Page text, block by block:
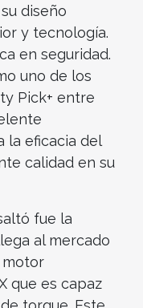
diseño
y tecnología.
en seguridad.
uno de los
Pick+ entre
la eficacia del
calidad en su
fue la
al mercado
que es capaz